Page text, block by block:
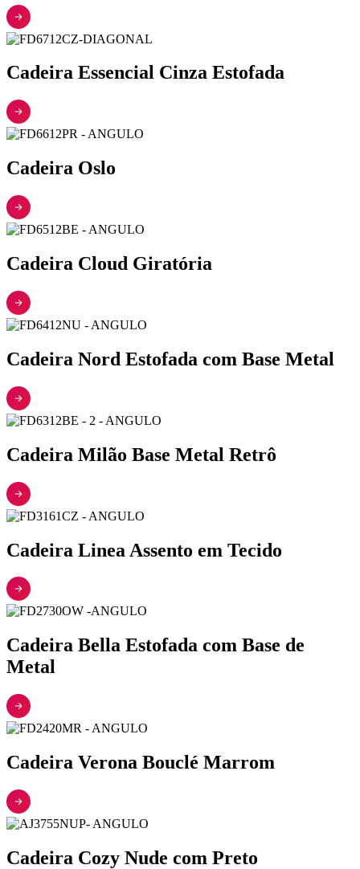
Cadeira Essencial Cinza Estofada
Cadeira Oslo
Cadeira Cloud Giratória
Cadeira Nord Estofada com Base Metal
Cadeira Milão Base Metal Retrô
Cadeira Linea Assento em Tecido
Cadeira Bella Estofada com Base de
Metal
Cadeira Verona Bouclé Marrom
Cadeira Cozy Nude com Preto